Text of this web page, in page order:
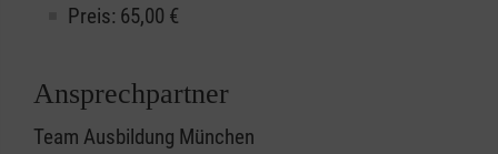
Preis: 65,00 €
Ansprechpartner
Team Ausbildung München